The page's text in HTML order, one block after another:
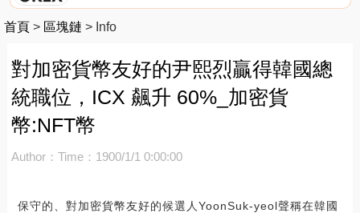
首頁 > 區塊鏈 > Info
對加密貨幣友好的尹熙烈贏得韓國總
統職位，ICX 飆升 60%_加密貨
幣:NFT幣
Author： Time：1900/1/1 0:00:00
保守的、對加密貨幣友好的候選人YoonSuk-yeol聲稱在韓國